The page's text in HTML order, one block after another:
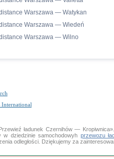
Warszawa — Watykan
Warszawa — Wiedeń
Warszawa — Wilno
International
ładunek Czernihów —
w dziedzinie samochodowyh przewozu
odległości. Dziękujemy za